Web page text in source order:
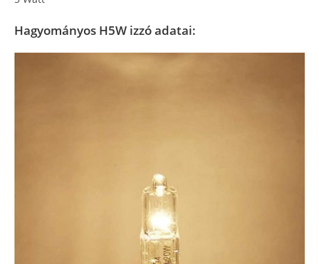
Hagyományos H5W izzó adatai: